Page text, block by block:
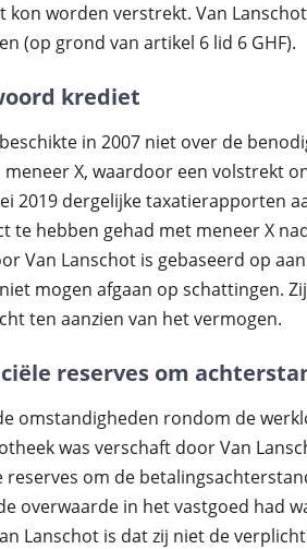
kon worden verstrekt. Van
(op grond van artikel 6 lid 6 GHF).
krediet
in 2007 niet over de
X, waardoor een volstrekt
2019 dergelijke taxatierapporten
te hebben gehad met meneer X
Van Lanschot is gebaseerd op
mogen afgaan op schattingen.
ten aanzien van het vermogen.
reserves om
omstandigheden rondom de
was verschaft door Van
reserves om de
overwaarde in het vastgoed had
Lanschot is dat zij niet de